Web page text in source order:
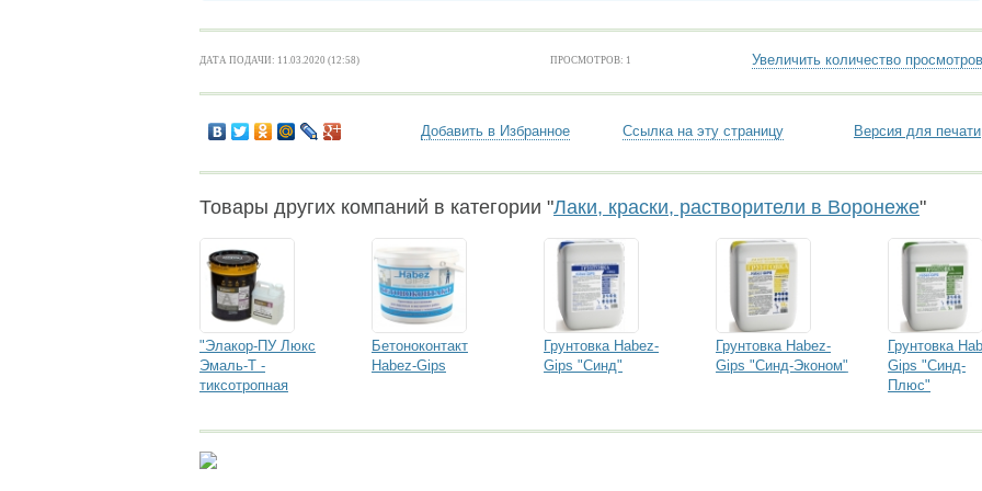
ДАТА ПОДАЧИ: 11.03.2020 (12:58) ПРОСМОТРОВ: 1 Увеличить количество просмотров
Добавить в Избранное Ссылка на эту страницу Версия для печати
Товары других компаний в категории "Лаки, краски, растворители в Воронеже"
"Элакор-ПУ Люкс
Эмаль-Т -
тиксотропная
Бетоноконтакт
Habez-Gips
Грунтовка Habez-
Gips "Синд"
Грунтовка Habez-
Gips "Синд-Эконом"
Грунтовка
Gips "Синд-
Плюс"